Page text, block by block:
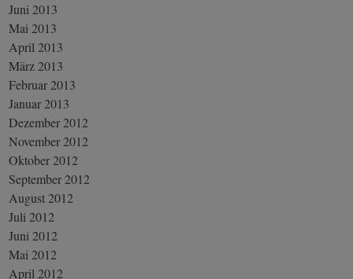
Juni 2013
Mai 2013
April 2013
März 2013
Februar 2013
Januar 2013
Dezember 2012
November 2012
Oktober 2012
September 2012
August 2012
Juli 2012
Juni 2012
Mai 2012
April 2012